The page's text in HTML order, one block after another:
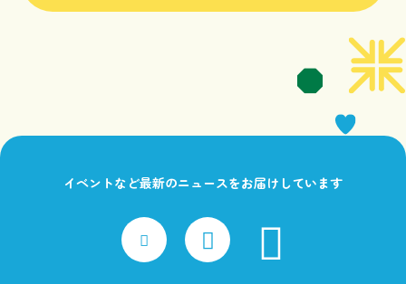
イベントなど最新のニュースをお届けしています
x Instagram